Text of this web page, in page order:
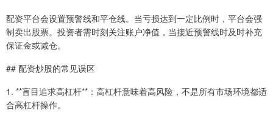
配资平台会设置预警线和平仓线。当亏损达到一定比例时，平台会强
制卖出股票。投资者需时刻关注账户净值，当接近预警线时及时补充
保证金或减仓。
## 配资炒股的常见误区
1. **盲目追求高杠杆**：高杠杆意味着高风险，不是所有市场环境都适
合高杠杆操作。